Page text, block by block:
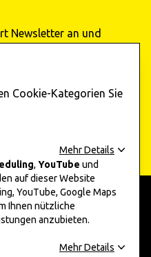
Newsletter an und
Informationen
Cookie-Kategorien Sie
Mehr Details
, YouTube und
auf dieser Website
YouTube, Google Maps
Ihnen nützliche
anzubieten.
Mehr Details